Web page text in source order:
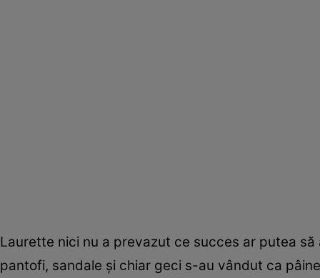
Laurette nici nu a prevazut ce succes ar putea
pantofi, sandale și chiar geci s-au vândut ca